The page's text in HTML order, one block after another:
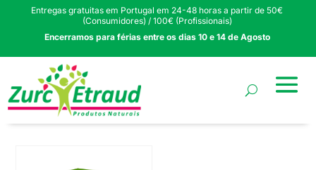
Entregas gratuitas em Portugal em 24-48 horas a partir de 50€
(Consumidores) / 100€ (Profissionais)
Encerramos para férias entre os dias 10 e 14 de Agosto